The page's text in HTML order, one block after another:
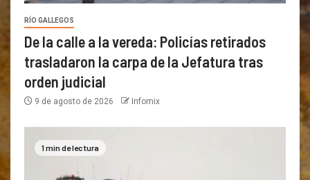
RÍO GALLEGOS
De la calle a la vereda: Policías retirados
trasladaron la carpa de la Jefatura tras
orden judicial
9 de agosto de 2026 Infomix
1 min de lectura